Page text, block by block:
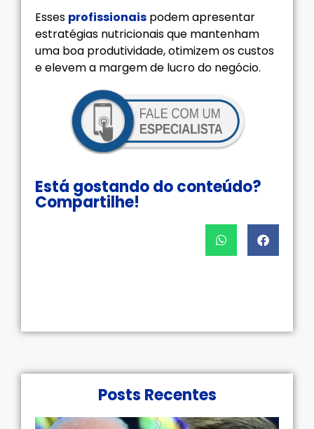
Esses profissionais podem apresentar
estratégias nutricionais que mantenham
uma boa produtividade, otimizem os custos
e elevem a margem de lucro do negócio.
Está gostando do conteúdo?
Compartilhe!
Posts Recentes